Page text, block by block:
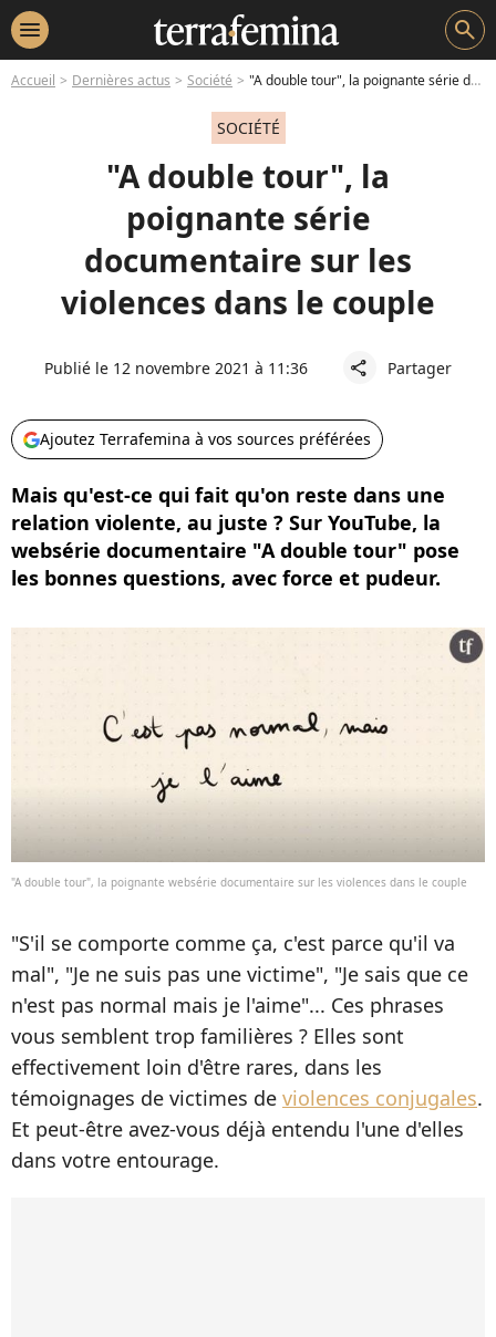
menu search
Accueil Dernières actus Société "A double tour", la poignante série documentaire sur les violences dans le couple
SOCIÉTÉ
"A double tour", la
poignante série
documentaire sur les
violences dans le couple
Publié le 12 novembre 2021 à 11:36 share Partager
Ajoutez Terrafemina à vos sources préférées
Mais qu'est-ce qui fait qu'on reste dans une
relation violente, au juste ? Sur YouTube, la
websérie documentaire "A double tour" pose
les bonnes questions, avec force et pudeur.
"A double tour", la poignante websérie documentaire sur les violences dans le couple
"S'il se comporte comme ça, c'est parce qu'il va
mal", "Je ne suis pas une victime", "Je sais que ce
n'est pas normal mais je l'aime"... Ces phrases
vous semblent trop familières ? Elles sont
effectivement loin d'être rares, dans les
témoignages de victimes de violences conjugales.
Et peut-être avez-vous déjà entendu l'une d'elles
dans votre entourage.